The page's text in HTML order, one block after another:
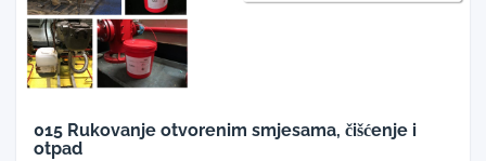
015 Rukovanje otvorenim smjesama, čišćenje i
otpad